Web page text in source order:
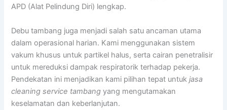
APD (Alat Pelindung Diri) lengkap.
Debu tambang juga menjadi salah satu ancaman utama
dalam operasional harian. Kami menggunakan sistem
vakum khusus untuk partikel halus, serta cairan penetralisir
untuk mereduksi dampak respiratorik terhadap pekerja.
Pendekatan ini menjadikan kami pilihan tepat untukjasa
cleaning service tambang yang mengutamakan
keselamatan dan keberlanjutan.